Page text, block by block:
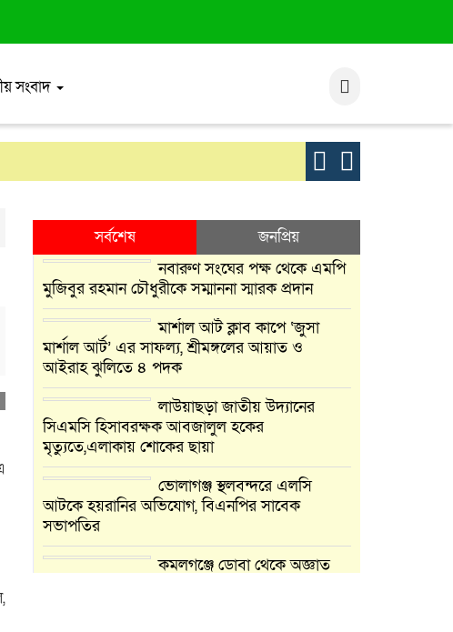
সংবাদ
সর্বশেষ
জনপ্রিয়
নবারুণ সংঘের পক্ষ থেকে এমপি
মুজিবুর রহমান চৌধুরীকে সম্মাননা স্মারক প্রদান
মার্শাল আর্ট ক্লাব কাপে ‘জুসা
মার্শাল আর্ট’ এর সাফল্য, শ্রীমঙ্গলের আয়াত ও
আইরাহ ঝুলিতে ৪ পদক
লাউয়াছড়া জাতীয় উদ্যানের
সিএমসি হিসাবরক্ষক আবজালুল হকের
মৃত্যুতে,এলাকায় শোকের ছায়া
ভোলাগঞ্জ স্থলবন্দরে এলসি
আটকে হয়রানির অভিযোগ, বিএনপির সাবেক
সভাপতির
কমলগঞ্জে ডোবা থেকে অজ্ঞাত